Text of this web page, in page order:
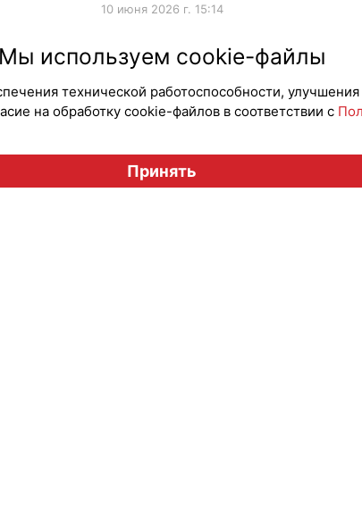
10 июня 2026 г. 15:14
лицензионного рынка", licensingrussia.ru, 2009-2026
Мы используем cookie-файлы
технической работоспособности,
на обработку cookie-файлов в соответствии с
Принять